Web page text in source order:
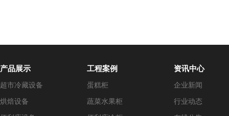
产品展示
超市冷藏设备
烘焙设备
工程案例
蛋糕柜
蔬菜水果柜
资讯中心
企业新闻
行业动态